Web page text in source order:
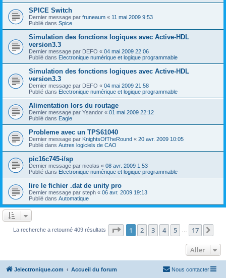
SPICE Switch
Dernier message par fruneaum « 11 mai 2009 9:53
Publié dans Spice
Simulation des fonctions logiques avec Active-HDL
version3.3
Dernier message par DEFO « 04 mai 2009 22:06
Publié dans Electronique numérique et logique programmable
Simulation des fonctions logiques avec Active-HDL
version3.3
Dernier message par DEFO « 04 mai 2009 21:58
Publié dans Electronique numérique et logique programmable
Alimentation lors du routage
Dernier message par Ysandor « 01 mai 2009 22:12
Publié dans Eagle
Probleme avec un TPS61040
Dernier message par KnightsOfTheRound « 20 avr. 2009 10:05
Publié dans Autres logiciels de CAO
pic16c745-i/sp
Dernier message par nicolas « 08 avr. 2009 1:53
Publié dans Electronique numérique et logique programmable
lire le fichier .dat de unity pro
Dernier message par steph « 06 avr. 2009 19:13
Publié dans Automatique
La recherche a retourné 409 résultats Page 1sur17
1 2 3 4 5 17
Aller
Jelectronique.com Accueil du forum Nous contacter